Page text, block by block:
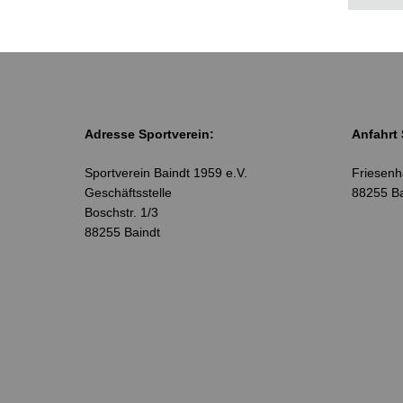
Adresse Sportverein:
Sportverein Baindt 1959 e.V.
Geschäftsstelle
Boschstr. 1/3
88255 Baindt
Anfahrt
88255